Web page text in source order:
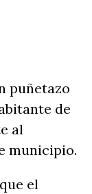
puñetazo
de
al
municipio.
el